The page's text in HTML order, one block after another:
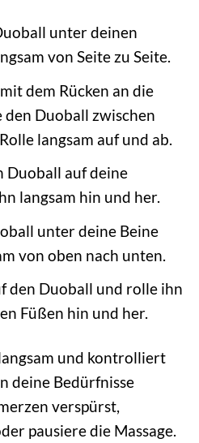
unter deinen
von Seite zu Seite.
dem Rücken an die
Duoball zwischen
langsam auf und ab.
Duoball auf deine
langsam hin und her.
unter deine Beine
von oben nach unten.
den Duoball und rolle ihn
Füßen hin und her.
und kontrolliert
deine Bedürfnisse
verspürst,
pausiere die Massage.